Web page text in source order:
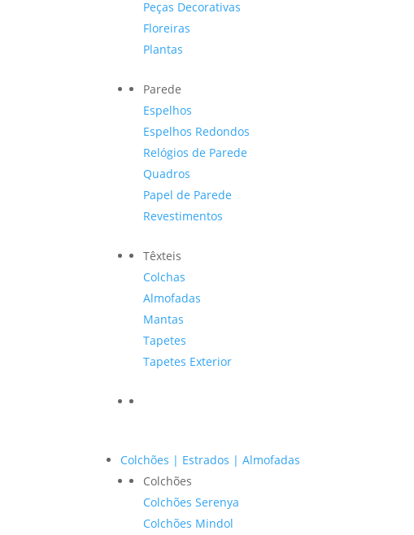
Peças Decorativas
Floreiras
Plantas
Parede
Espelhos
Espelhos Redondos
Relógios de Parede
Quadros
Papel de Parede
Revestimentos
Têxteis
Colchas
Almofadas
Mantas
Tapetes
Tapetes Exterior
Colchões | Estrados | Almofadas
Colchões
Colchões Serenya
Colchões Mindol